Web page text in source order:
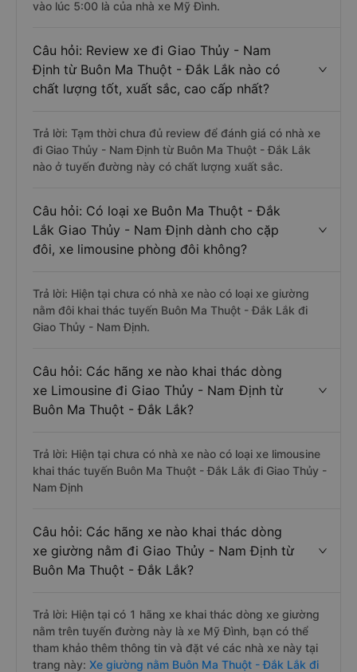
vào lúc 5:00 là của nhà xe Mỹ Đình.
Câu hỏi: Review xe đi Giao Thủy - Nam
Định từ Buôn Ma Thuột - Đắk Lắk nào có
chất lượng tốt, xuất sắc, cao cấp nhất?
Trả lời: Tạm thời chưa đủ review để đánh giá có nhà xe
đi Giao Thủy - Nam Định từ Buôn Ma Thuột - Đắk Lắk
nào ở tuyến đường này có chất lượng xuất sắc.
Câu hỏi: Có loại xe Buôn Ma Thuột - Đắk
Lắk Giao Thủy - Nam Định dành cho cặp
đôi, xe limousine phòng đôi không?
Trả lời: Hiện tại chưa có nhà xe nào có loại xe giường
nằm đôi khai thác tuyến Buôn Ma Thuột - Đắk Lắk đi
Giao Thủy - Nam Định.
Câu hỏi: Các hãng xe nào khai thác dòng
xe Limousine đi Giao Thủy - Nam Định từ
Buôn Ma Thuột - Đắk Lắk?
Trả lời: Hiện tại chưa có nhà xe nào có loại xe limousine
khai thác tuyến Buôn Ma Thuột - Đắk Lắk đi Giao Thủy -
Nam Định
Câu hỏi: Các hãng xe nào khai thác dòng
xe giường nằm đi Giao Thủy - Nam Định từ
Buôn Ma Thuột - Đắk Lắk?
Trả lời: Hiện tại có 1 hãng xe khai thác dòng xe giường
nằm trên tuyến đường này là xe Mỹ Đình, bạn có thể
tham khảo thêm thông tin và đặt vé các nhà xe này tại
trang này: Xe giường nằm Buôn Ma Thuột - Đắk Lắk đi